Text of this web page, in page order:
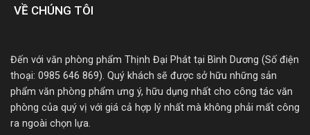
VỀ CHÚNG TÔI
Đến với văn phòng phẩm Thịnh Đại Phát tại Bình Dương (Số điện
thoại: 0985 646 869). Quý khách sẽ được sở hữu những sản
phẩm văn phòng phẩm ưng ý, hữu dụng nhất cho công tác văn
phòng của quý vị với giá cả hợp lý nhất mà không phải mất công
ra ngoài chọn lựa.